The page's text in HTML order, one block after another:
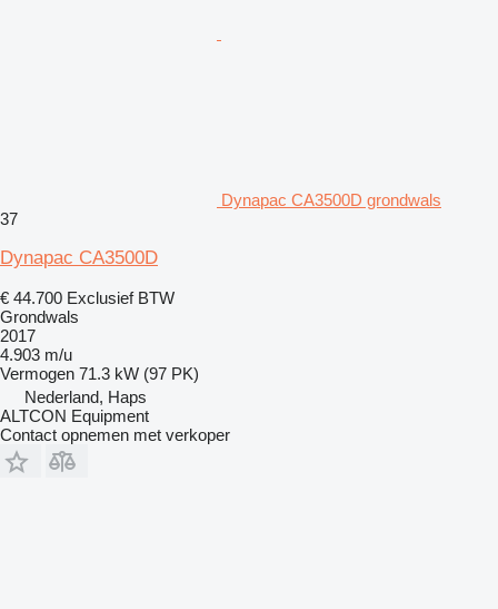
Dynapac CA3500D grondwals
37
Dynapac CA3500D
€ 44.700 Exclusief BTW
Grondwals
2017
4.903 m/u
Vermogen 71.3 kW (97 PK)
Nederland, Haps
ALTCON Equipment
Contact opnemen met verkoper